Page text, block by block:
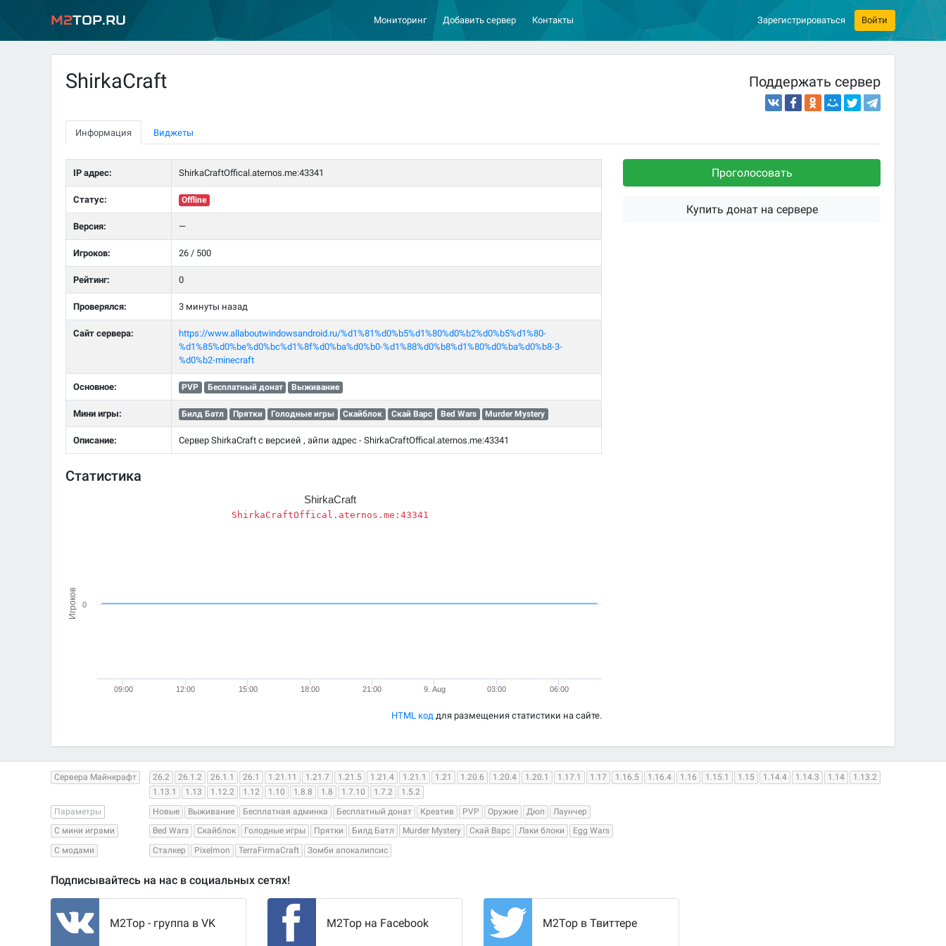
M2Top.ru Мониторинг Добавить сервер Контакты Зарегистрироваться Войти
ShirkaCraft Поддержать сервер
Информация Виджеты
IP адрес: ShirkaCraftOffical.aternos.me:43341
Статус: Offline
Версия: —
Игроков: 26 / 500
Рейтинг: 0
Проверялся: 3 минуты назад
Сайт сервера:
https://www.allaboutwindowsandroid.ru/%d1%81%d0%b5%d1%80%d0%b2%d0%b5%d1%80-
%d1%85%d0%be%d0%bc%d1%8f%d0%ba%d0%b0-%d1%88%d0%b8%d1%80%d0%ba%d0%b8-3-
%d0%b2-minecraft
Основное: PVP Бесплатный донат Выживание
Мини игры: Билд Батл Прятки Голодные игры Скайблок Скай Варс Bed Wars Murder Mystery
Описание: Сервер ShirkaCraft с версией , айпи адрес - ShirkaCraftOffical.aternos.me:43341
Статистика
Игроков
ShirkaCraft
ShirkaCraftOffical.aternos.me:43341
09:00 12:00 15:00 18:00 21:00 9. Aug 03:00 06:00
0
HTML код для размещения статистики на сайте.
Проголосовать
Купить донат на сервере
Сервера Майнкрафт 26.2 26.1.2 26.1.1 26.1 1.21.11 1.21.7 1.21.5 1.21.4 1.21.1 1.21 1.20.6 1.20.4 1.20.1 1.17.1 1.17 1.16.5 1.16.4 1.16 1.15.1 1.15 1.14.4 1.14.3 1.14
1.13.2
1.13.1
1.13 1.12.2 1.12 1.10 1.8.8 1.8 1.7.10 1.7.2
1.5.2
Параметры
Новые Выживание Бесплатная админка Бесплатный донат Креатив PVP Оружие Дюп
Лаунчер
С мини играми
Bed Wars Скайблок Голодные игры Прятки Билд Батл Murder Mystery Скай Варс Лаки блоки
Egg Wars
С модами
Сталкер Pixelmon TerraFirmaCraft Зомби апокалипсис
Подписывайтесь на нас в социальных сетях!
M2Top - группа в VK M2Top на Facebook M2Top в Твиттере